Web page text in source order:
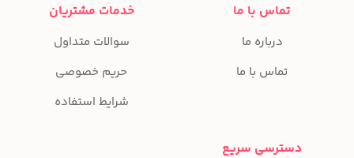
تماس با ما
درباره ما
تماس با ما
خدمات مشتریان
سوالات متداول
حریم خصوصی
شرایط استفاده
دسترسی سریع